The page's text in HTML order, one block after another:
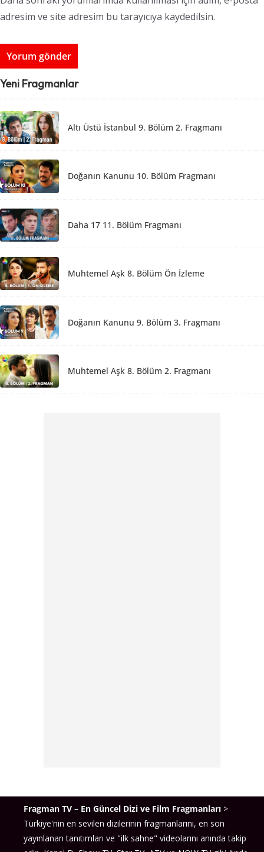
adresim ve site adresim bu tarayıcıya kaydedilsin.
Yeni Fragmanlar
Altı Üstü İstanbul 9. Bölüm 2. Fragmanı
Doğanın Kanunu 10. Bölüm Fragmanı
Daha 17 11. Bölüm Fragmanı
Muhtemel Aşk 8. Bölüm Ön İzleme
Doğanın Kanunu 9. Bölüm 3. Fragmanı
Muhtemel Aşk 8. Bölüm 2. Fragmanı
Fragman TV – En Güncel Dizi ve Film Fragmanları >
Türkiye'nin en sevilen dizilerinin fragmanlarını, en son
yayınlanan tanıtımları ve "ilk sahne" videolarını anında takip